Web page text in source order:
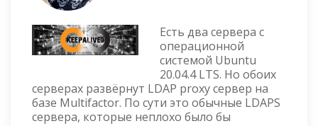
НАСТРОЙКА
KEEPALIVED
НА
ПРИМЕРЕ
MULTIFACTOR
LDAP
Есть два сервера с
операционной
системой Ubuntu
20.04.4 LTS. Но обоих
серверах развёрнут LDAP proxy сервер на
базе Multifactor. По сути это обычные LDAPS
сервера, которые неплохо было бы